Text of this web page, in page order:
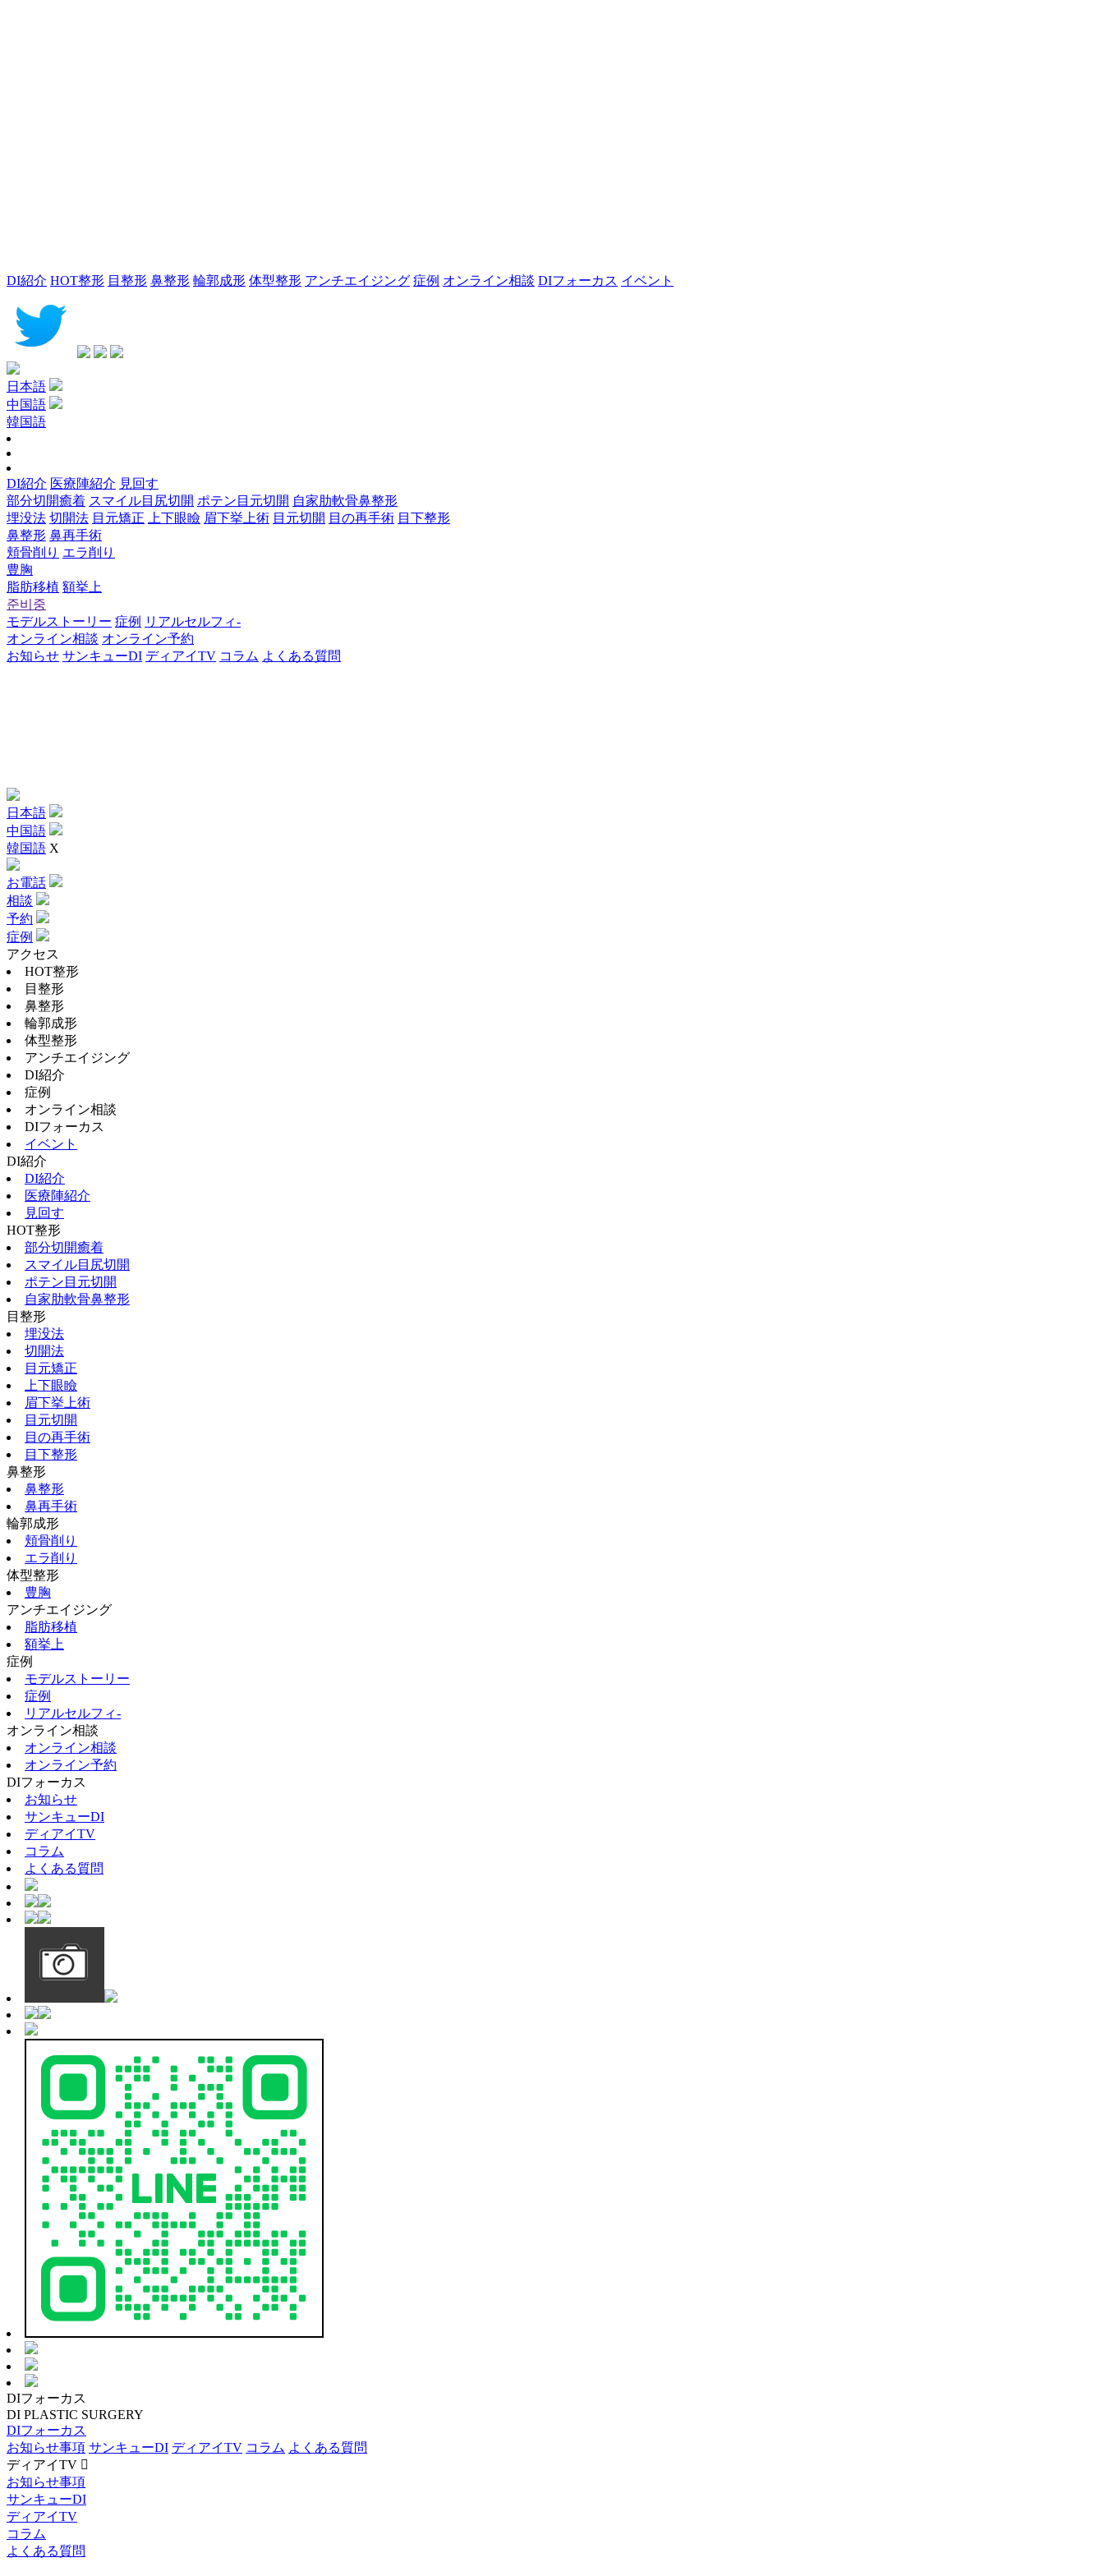
DI紹介 HOT整形 目整形 鼻整形 輪郭成形 体型整形 アンチエイジング 症例 オンライン相談 DIフォーカス イベント
日本語
中国語
韓国語
DI紹介 医療陣紹介 見回す
部分切開癒着 スマイル目尻切開 ポテン目元切開 自家肋軟骨鼻整形
埋没法 切開法 目元矯正 上下眼瞼 眉下挙上術 目元切開 目の再手術 目下整形
鼻整形 鼻再手術
頬骨削り エラ削り
豊胸
脂肪移植 額挙上
준비중
モデルストーリー 症例 リアルセルフィ‐
オンライン相談 オンライン予約
お知らせ サンキューDI ディアイTV コラム よくある質問
日本語
中国語
韓国語 X
お電話
相談
予約
症例
アクセス
HOT整形
目整形
鼻整形
輪郭成形
体型整形
アンチエイジング
DI紹介
症例
オンライン相談
DIフォーカス
イベント
DI紹介
DI紹介
医療陣紹介
見回す
HOT整形
部分切開癒着
スマイル目尻切開
ポテン目元切開
自家肋軟骨鼻整形
目整形
埋没法
切開法
目元矯正
上下眼瞼
眉下挙上術
目元切開
目の再手術
目下整形
鼻整形
鼻整形
鼻再手術
輪郭成形
頬骨削り
エラ削り
体型整形
豊胸
アンチエイジング
脂肪移植
額挙上
症例
モデルストーリー
症例
リアルセルフィ‐
オンライン相談
オンライン相談
オンライン予約
DIフォーカス
お知らせ
サンキューDI
ディアイTV
コラム
よくある質問
DIフォーカス
DI PLASTIC SURGERY
DIフォーカス
お知らせ事項 サンキューDI ディアイTV コラム よくある質問
ディアイTV
お知らせ事項
サンキューDI
ディアイTV
コラム
よくある質問